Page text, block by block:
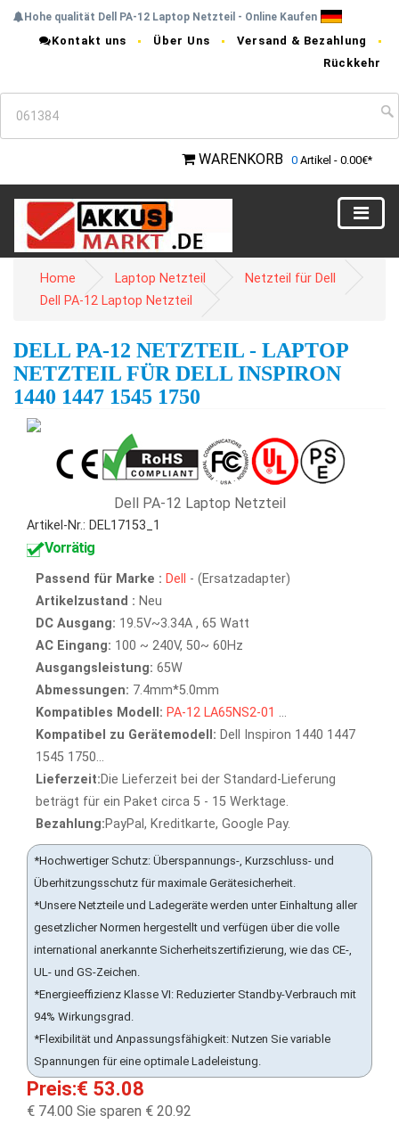
Hohe qualität Dell PA-12 Laptop Netzteil - Online Kaufen
Kontakt uns Über Uns
Versand & Bezahlung
Rückkehr
WARENKORB 0 Artikel - 0.00€*
Home Laptop Netzteil
Netzteil für Dell
Dell PA-12 Laptop Netzteil
DELL PA-12 NETZTEIL - LAPTOP
NETZTEIL FÜR DELL INSPIRON
1440 1447 1545 1750
Dell PA-12 Laptop Netzteil
Artikel-Nr.: DEL17153_1
Vorrätig
Passend für Marke : Dell
- (Ersatzadapter)
Artikelzustand : Neu
DC Ausgang: 19.5V~3.34A , 65 Watt
AC Eingang: 100 ~ 240V, 50~ 60Hz
Ausgangsleistung: 65W
Abmessungen: 7.4mm*5.0mm
Kompatibles Modell: PA-12 LA65NS2-01 ...
Kompatibel zu Gerätemodell: Dell Inspiron 1440 1447
1545 1750...
Lieferzeit:Die Lieferzeit bei der Standard-Lieferung
beträgt für ein Paket circa 5 - 15 Werktage.
Bezahlung:PayPal, Kreditkarte, Google Pay.
*Hochwertiger Schutz: Überspannungs-, Kurzschluss- und
Überhitzungsschutz für maximale Gerätesicherheit.
*Unsere Netzteile und Ladegeräte werden unter Einhaltung aller
gesetzlicher Normen hergestellt und verfügen über die volle
international anerkannte Sicherheitszertifizierung, wie das CE-,
UL- und GS-Zeichen.
*Energieeffizienz Klasse VI: Reduzierter Standby-Verbrauch mit
94% Wirkungsgrad.
*Flexibilität und Anpassungsfähigkeit: Nutzen Sie variable
Spannungen für eine optimale Ladeleistung.
Preis:€ 53.08
€ 74.00 Sie sparen € 20.92